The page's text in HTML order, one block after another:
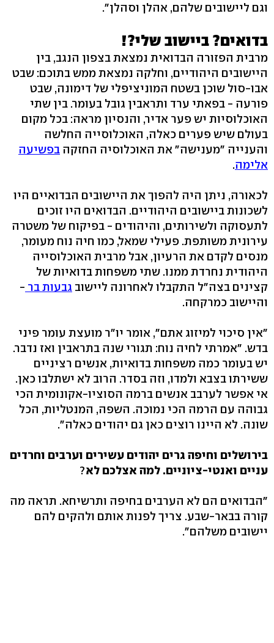
וגם ליישובים שלהם, אהלן וסהלן".
בדואים? ביישוב שלי?!
מרבית הפזורה הבדואית נמצאת בצפון הנגב, בין
היישובים היהודיים, וחלקה נמצאת ממש בתוכם: שבט
אבו-סול שוכן בשטח המוניציפלי של דימונה, שבט
פורעה - בפאתי ערד ותראבין גובל בעומר. בין שתי
האוכלוסיות יש פער אדיר, והנסיון מראה: בכל מקום
בעולם שיש פערים כאלה, האוכלוסייה החלשה
והענייה "מענישה" את האוכלוסיה החזקה בפשיעה
אלימה.
לכאורה, ניתן היה להפוך את היישובים הבדואיים היו
לשכונות ביישובים היהודיים. הבדואים היו זוכים
לתעסוקה ולשירותים, והיהודים - בפיקוח של משטרה
עירונית משותפת. פעילי שמאל, כמו חיה נוח מעומר,
מנסים לקדם את הרעיון, אבל מרבית האוכלוסייה
היהודית נחרדת ממנו. שתי משפחות בדואיות של
קצינים בצה"ל התקבלו לאחרונה ליישוב גבעות בר -
והיישוב כמרקחה.
"אין סיכוי למיזוג אתם", אומר יו"ר מועצת עומר פיני
בדש. "אמרתי לחיה נוח: תגורי שנה בתראבין ואז נדבר.
יש בעומר כמה משפחות בדואיות, אנשים רציניים
ששירתו בצבא ולמדו, וזה בסדר. הרוב לא ישתלבו כאן.
אי אפשר לערבב אנשים ברמה הסוציו-אקונומית הכי
גבוהה עם הרמה הכי נמוכה. השפה, המנטליות, הכל
שונה. לא היינו רוצים כאן גם יהודים כאלה".
בירושלים וחיפה גרים יהודים עשירים וערבים וחרדים
עניים ואנטי-ציוניים. למה אצלכם לא?
"הבדואים הם לא הערבים בחיפה ותרשיחא. תראה מה
קורה בבאר-שבע. צריך לפנות אותם ולהקים להם
יישובים משלהם".